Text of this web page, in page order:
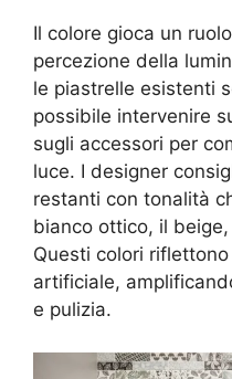
Il colore gioca un
percezione della
le piastrelle esistenti
possibile intervenire
sugli accessori per
luce. I designer
restanti con tonalità
bianco ottico, il
Questi colori
artificiale,
e pulizia.